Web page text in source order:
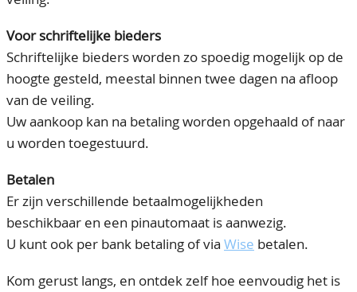
Voor schriftelijke bieders
Schriftelijke bieders worden zo spoedig mogelijk op de
hoogte gesteld, meestal binnen twee dagen na afloop
van de veiling.
Uw aankoop kan na betaling worden opgehaald of naar
u worden toegestuurd.
Betalen
Er zijn verschillende betaalmogelijkheden
beschikbaar en een pinautomaat is aanwezig.
U kunt ook per bank betaling of via Wise betalen.
Kom gerust langs, en ontdek zelf hoe eenvoudig het is